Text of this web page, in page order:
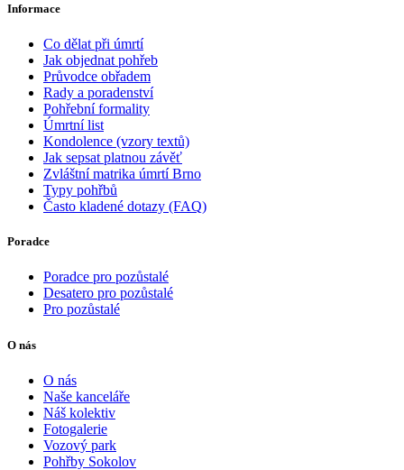
Informace
Co dělat při úmrtí
Jak objednat pohřeb
Průvodce obřadem
Rady a poradenství
Pohřební formality
Úmrtní list
Kondolence (vzory textů)
Jak sepsat platnou závěť
Zvláštní matrika úmrtí Brno
Typy pohřbů
Často kladené dotazy (FAQ)
Poradce
Poradce pro pozůstalé
Desatero pro pozůstalé
Pro pozůstalé
O nás
O nás
Naše kanceláře
Náš kolektiv
Fotogalerie
Vozový park
Pohřby Sokolov